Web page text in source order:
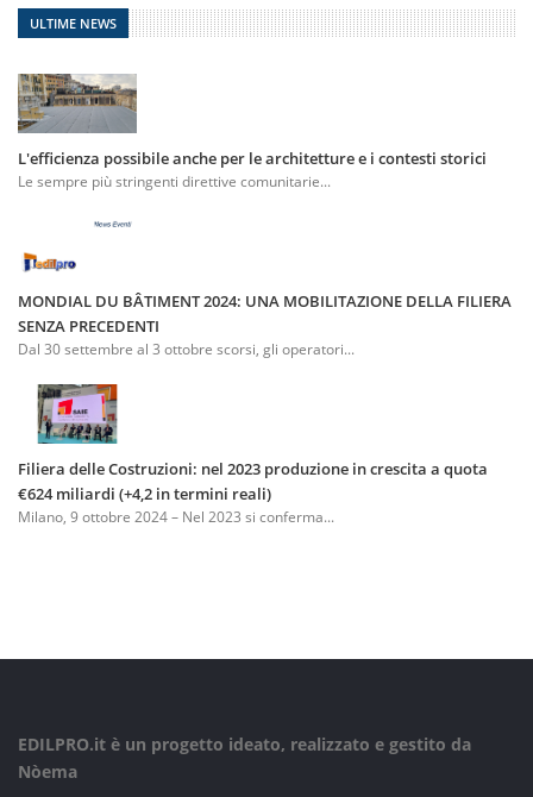
ULTIME NEWS
L'efficienza possibile anche per le architetture e i contesti storici
Le sempre più stringenti direttive comunitarie...
MONDIAL DU BÂTIMENT 2024: UNA MOBILITAZIONE DELLA FILIERA
SENZA PRECEDENTI
Dal 30 settembre al 3 ottobre scorsi, gli operatori...
Filiera delle Costruzioni: nel 2023 produzione in crescita a quota
€624 miliardi (+4,2 in termini reali)
Milano, 9 ottobre 2024 – Nel 2023 si conferma...
EDILPRO.it è un progetto ideato, realizzato e gestito da
Nòema